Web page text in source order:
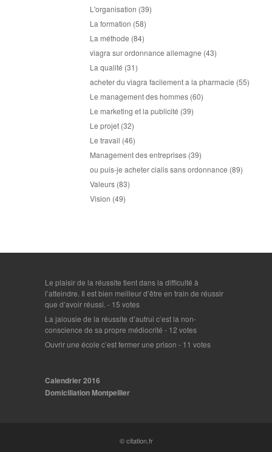
L'organisation (39)
La formation (58)
La méthode (84)
viagra sur ordonnance allemagne (43)
La qualité (31)
acheter du viagra facilement a la pharmacie (55)
Le management des hommes (60)
Le marketing et la publicité (39)
Le projet (32)
Le travail (46)
Management des entreprises (39)
ou puis-je acheter cialis sans ordonnance (89)
Valeurs (83)
Vision (49)
Le plaisir de la réussite tient dans la difficulté à
l’atteindre. Il est bien meilleur d’être en train de réussir
que d’avoir réussi. - 15 votes
La jalousie de la réussite d’autrui c’est la non-
conscience de sa propre médiocrité - 12 votes
Ouvrir une école c’est fermer une prison - 11 votes
Calendrier 2016
Domiciliation Montpellier
© citation.fr